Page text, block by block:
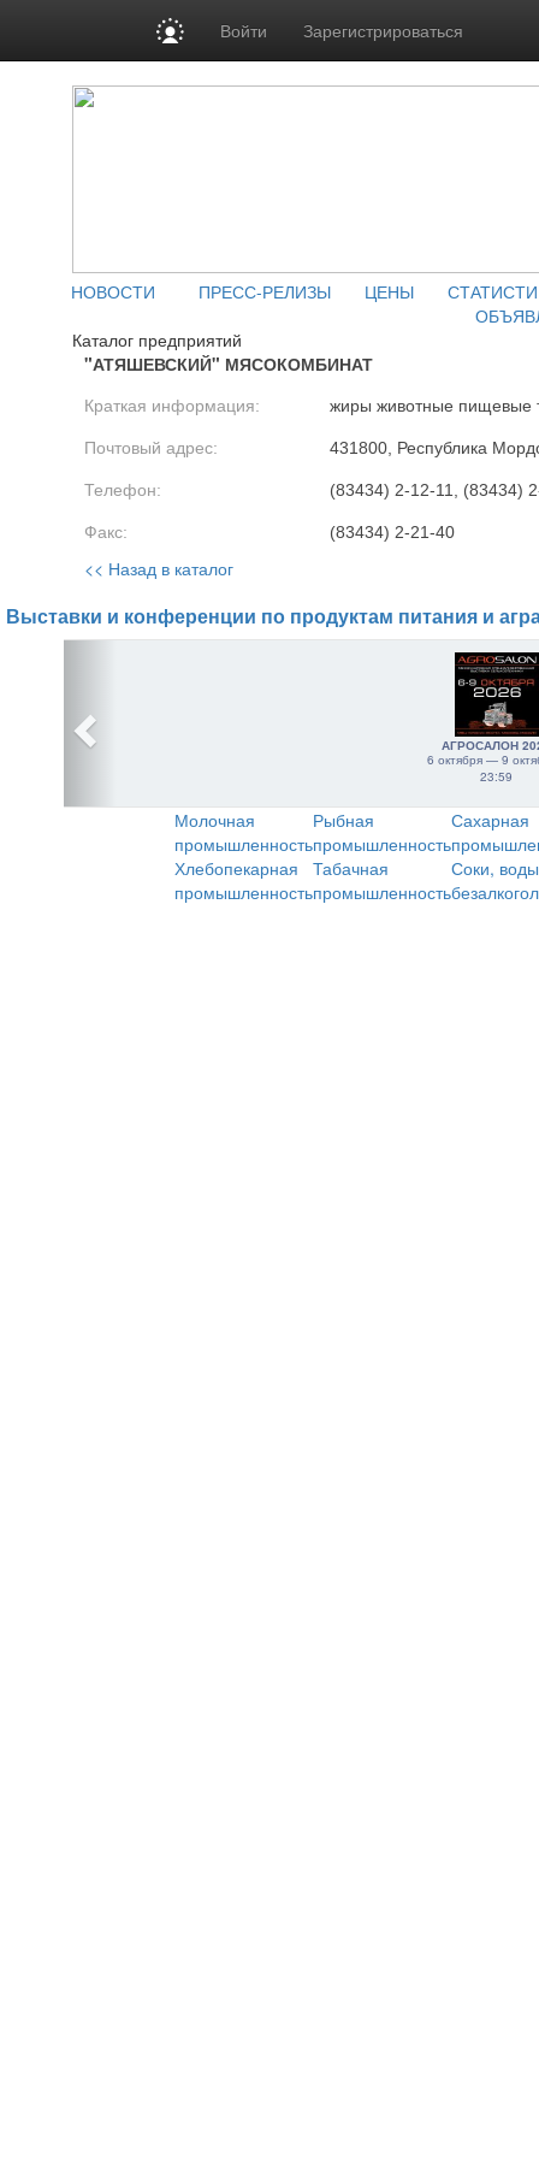
Войти Зарегистрироваться
НОВОСТИ ПРЕСС-РЕЛИЗЫ ЦЕНЫ
Каталог предприятий
"АТЯШЕВСКИЙ" МЯСОКОМБИНАТ
Краткая информация: жиры животные пищевые
Почтовый адрес: 431800, Республика
Телефон: (83434) 2-12-11, (83434)
Факс: (83434) 2-21-40
<< Назад в каталог
Выставки и конференции по продуктам питания и
АГРОСАЛОН
6 октября — 9
23:59
Молочная
промышленность
Рыбная
промышленность
Сахарная
Хлебопекарная
промышленность
Табачная
промышленность
Соки,